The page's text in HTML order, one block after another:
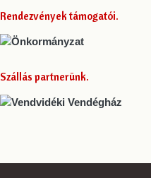
Rendezvények támogatói
Szállás partnerünk